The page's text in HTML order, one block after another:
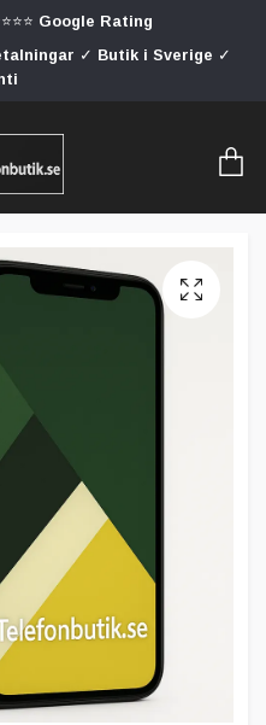
Google Rating
✓ Butik i Sverige ✓